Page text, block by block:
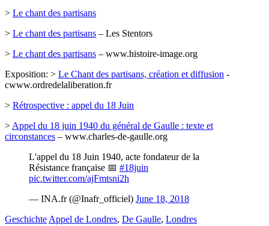
> Le chant des partisans
> Le chant des partisans – Les Stentors
> Le chant des partisans – www.histoire-image.org
Exposition: > Le Chant des partisans, création et diffusion -
cwww.ordredelaliberation.fr
> Rétrospective : appel du 18 Juin
> Appel du 18 juin 1940 du général de Gaulle : texte et
circonstances – www.charles-de-gaulle.org
L'appel du 18 Juin 1940, acte fondateur de la
Résistance française 📅 #18juin
pic.twitter.com/ajFmtsni2h
— INA.fr (@Inafr_officiel) June 18, 2018
Geschichte Appel de Londres, De Gaulle, Londres